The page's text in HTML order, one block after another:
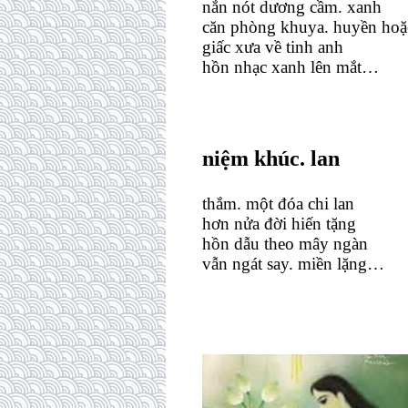
nắn nót dương cầm. xanh
căn phòng khuya. huyền
giấc xưa về tinh anh
hồn nhạc xanh lên mắt…
niệm khúc. lan
thắm. một đóa chi lan
hơn nửa đời hiến tặng
hồn dẫu theo mây ngàn
vẫn ngát say. miền lặng…